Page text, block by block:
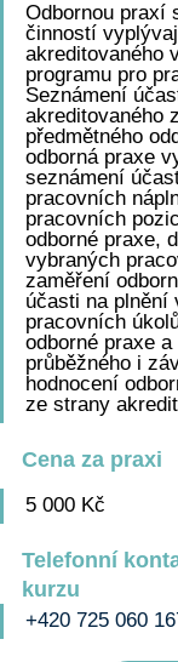
Odbornou praxí
činností
akreditovaného
programu pro
Seznámení
akreditovaného
předmětného
odborná praxe
seznámení
pracovních
pracovních
odborné praxe,
vybraných
zaměření
účasti na plnění
pracovních
odborné praxe a
průběžného i
hodnocení
ze strany
Cena za praxi
5 000 Kč
Telefonní
kurzu
+420 725 060